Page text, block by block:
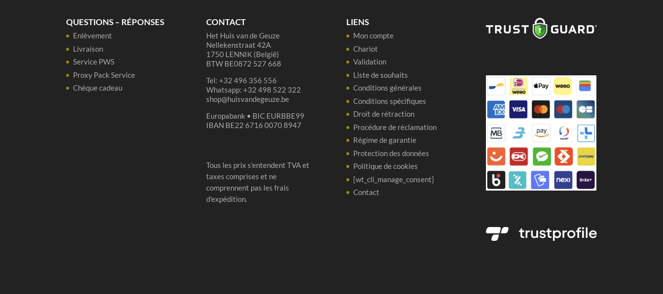
QUESTIONS – RÉPONSES
Enlèvement
Livraison
Service PWS
Proxy Pack Service
Chèque cadeau
CONTACT
Het Huis van de Geuze
Nellekenstraat 42A
1750 LENNIK (België)
BTW BE0872 527 668
Tel: +32 496 356 556
Whatsapp: +32 498 522 322
shop@huisvandegeuze.be
Europabank • BIC EURBBE99
IBAN BE22 6716 0070 8947
Tous les prix s'entendent TVA et
taxes comprises et ne
comprennent pas les frais
d'expédition.
LIENS
Mon compte
Chariot
Validation
Liste de souhaits
Conditions générales
Conditions spécifiques
Droit de rétraction
Procédure de réclamation
Régime de garantie
Protection des données
Politique de cookies
[wt_cli_manage_consent]
Contact